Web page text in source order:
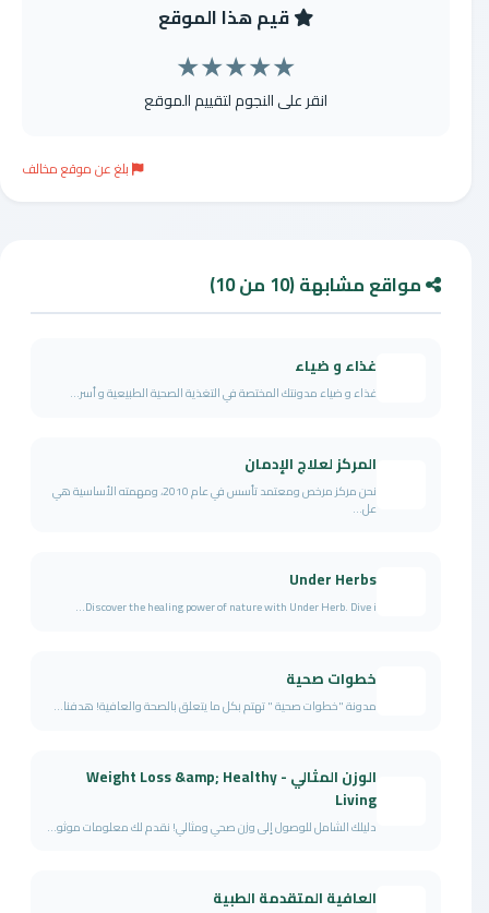
قيم هذا الموقع
★
★
★
★
★
انقر على النجوم لتقييم الموقع
بلغ عن موقع مخالف
مواقع مشابهة (10 من 10)
غذاء و ضياء
غذاء و ضياء مدونتك المختصة في التغذية الصحية الطبيعية و أسر...
المركز لعلاج الإدمان
نحن مركز مرخص ومعتمد تأسس في عام 2010، ومهمته الأساسية هي
عل...
Under Herbs
Discover the healing power of nature with Under Herb. Dive i...
خطوات صحية
مدونة "خطوات صحية " تهتم بكل ما يتعلق بالصحة والعافية! هدفنا...
الوزن المثالي - Weight Loss &amp; Healthy
Living
دليلك الشامل للوصول إلى وزن صحي ومثالي! نقدم لك معلومات موثو...
العافية المتقدمة الطبية